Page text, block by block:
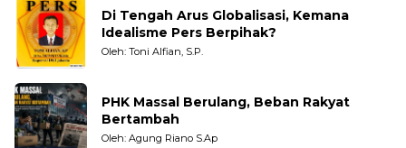
Di Tengah Arus Globalisasi, Kemana
Idealisme Pers Berpihak?
Oleh: Toni Alfian, S.P.
PHK Massal Berulang, Beban Rakyat
Bertambah
Oleh: Agung Riano S.Ap